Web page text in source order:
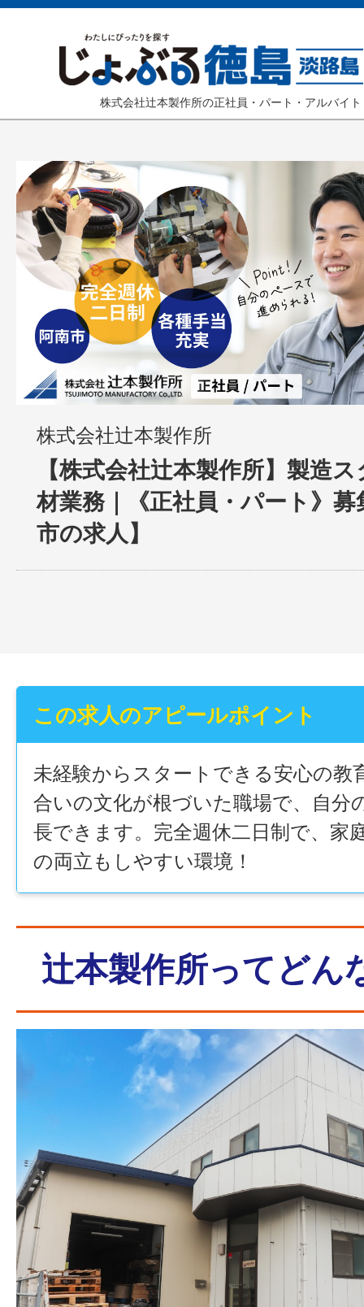
株式会社辻本製作所の正社員・パート・アルバイ
株式会社辻本製作所
【株式会社辻本製作所】製造
材業務｜《正社員・パート》募
市の求人】
この求人のアピールポイント
未経験からスタートできる安心の教
合いの文化が根づいた職場で、自分
長できます。完全週休二日制で、家
の両立もしやすい環境！
辻本製作所ってどん